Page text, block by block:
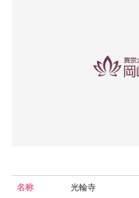
名称
光輪寺